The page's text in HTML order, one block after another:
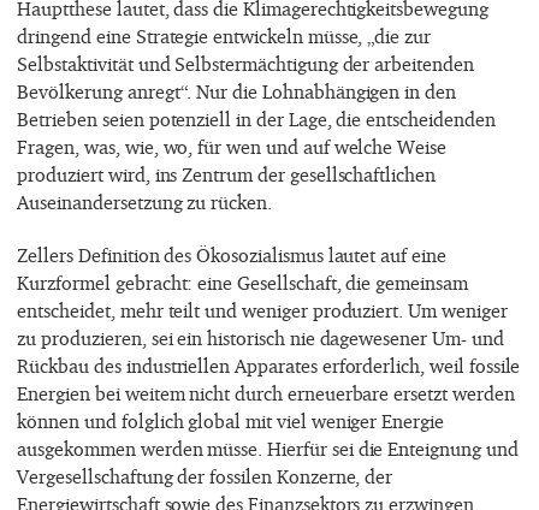
Hauptthese lautet, dass die Klimagerechtigkeitsbewegung
dringend eine Strategie entwickeln müsse, „die zur
Selbstaktivität und Selbstermächtigung der arbeitenden
Bevölkerung anregt“. Nur die Lohnabhängigen in den
Betrieben seien potenziell in der Lage, die entscheidenden
Fragen, was, wie, wo, für wen und auf welche Weise
produziert wird, ins Zentrum der gesellschaftlichen
Auseinandersetzung zu rücken.
Zellers Definition des Ökosozialismus lautet auf eine
Kurzformel gebracht: eine Gesellschaft, die gemeinsam
entscheidet, mehr teilt und weniger produziert. Um weniger
zu produzieren, sei ein historisch nie dagewesener Um- und
Rückbau des industriellen Apparates erforderlich, weil fossile
Energien bei weitem nicht durch erneuerbare ersetzt werden
können und folglich global mit viel weniger Energie
ausgekommen werden müsse. Hierfür sei die Enteignung und
Vergesellschaftung der fossilen Konzerne, der
Energiewirtschaft sowie des Finanzsektors zu erzwingen,